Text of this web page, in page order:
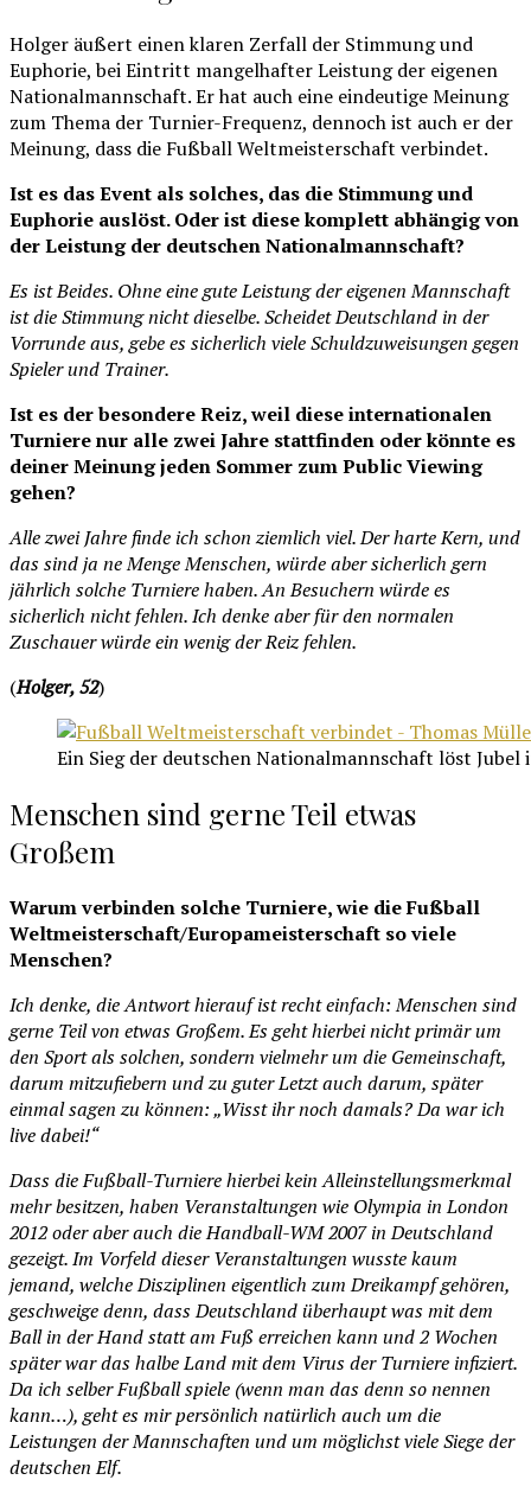
Holger äußert einen klaren Zerfall der Stimmung und
Euphorie, bei Eintritt mangelhafter Leistung der eigenen
Nationalmannschaft. Er hat auch eine eindeutige Meinung
zum Thema der Turnier-Frequenz, dennoch ist auch er der
Meinung, dass die Fußball Weltmeisterschaft verbindet.
Ist es das Event als solches, das die Stimmung und
Euphorie auslöst. Oder ist diese komplett abhängig von
der Leistung der deutschen Nationalmannschaft?
Es ist Beides. Ohne eine gute Leistung der eigenen Mannschaft
ist die Stimmung nicht dieselbe. Scheidet Deutschland in der
Vorrunde aus, gebe es sicherlich viele Schuldzuweisungen gegen
Spieler und Trainer.
Ist es der besondere Reiz, weil diese internationalen
Turniere nur alle zwei Jahre stattfinden oder könnte es
deiner Meinung jeden Sommer zum Public Viewing
gehen?
Alle zwei Jahre finde ich schon ziemlich viel. Der harte Kern, und
das sind ja ne Menge Menschen, würde aber sicherlich gern
jährlich solche Turniere haben. An Besuchern würde es
sicherlich nicht fehlen. Ich denke aber für den normalen
Zuschauer würde ein wenig der Reiz fehlen.
(Holger, 52)
Ein Sieg der deutschen Nationalmannschaft löst Jubel
Menschen sind gerne Teil etwas
Großem
Warum verbinden solche Turniere, wie die Fußball
Weltmeisterschaft/Europameisterschaft so viele
Menschen?
Ich denke, die Antwort hierauf ist recht einfach: Menschen sind
gerne Teil von etwas Großem. Es geht hierbei nicht primär um
den Sport als solchen, sondern vielmehr um die Gemeinschaft,
darum mitzufiebern und zu guter Letzt auch darum, später
einmal sagen zu können: „Wisst ihr noch damals? Da war ich
live dabei!“
Dass die Fußball-Turniere hierbei kein Alleinstellungsmerkmal
mehr besitzen, haben Veranstaltungen wie Olympia in London
2012 oder aber auch die Handball-WM 2007 in Deutschland
gezeigt. Im Vorfeld dieser Veranstaltungen wusste kaum
jemand, welche Disziplinen eigentlich zum Dreikampf gehören,
geschweige denn, dass Deutschland überhaupt was mit dem
Ball in der Hand statt am Fuß erreichen kann und 2 Wochen
später war das halbe Land mit dem Virus der Turniere infiziert.
Da ich selber Fußball spiele (wenn man das denn so nennen
kann…), geht es mir persönlich natürlich auch um die
Leistungen der Mannschaften und um möglichst viele Siege der
deutschen Elf.